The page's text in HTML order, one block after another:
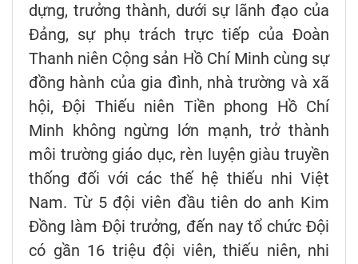
dựng, trưởng thành, dưới sự lãnh đạo của
Đảng, sự phụ trách trực tiếp của Đoàn
Thanh niên Cộng sản Hồ Chí Minh cùng sự
đồng hành của gia đình, nhà trường và xã
hội, Đội Thiếu niên Tiền phong Hồ Chí
Minh không ngừng lớn mạnh, trở thành
môi trường giáo dục, rèn luyện giàu truyền
thống đối với các thế hệ thiếu nhi Việt
Nam. Từ 5 đội viên đầu tiên do anh Kim
Đồng làm Đội trưởng, đến nay tổ chức Đội
có gần 16 triệu đội viên, thiếu niên, nhi